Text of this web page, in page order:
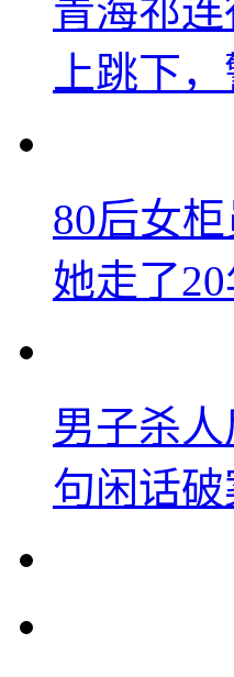
青海祁
上跳下
80后女
她走了
男子杀
句闲话破